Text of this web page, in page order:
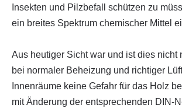
Insekten und Pilzbefall schützen zu
ein breites Spektrum chemischer Mittel
Aus heutiger Sicht war und ist dies nicht
bei normaler Beheizung und richtiger
Innenräume keine Gefahr für das Holz
mit Änderung der entsprechenden DIN-